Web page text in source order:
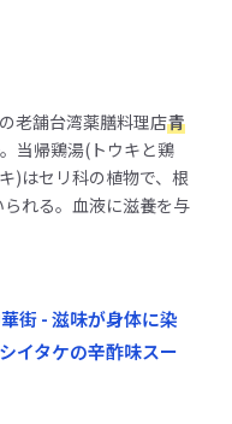
老舗台湾薬膳料理店青
当帰鶏湯(トウキと鶏
)はセリ科の植物で、根
れる。血液に滋養を与
街 - 滋味が身体に染
イタケの辛酢味スー